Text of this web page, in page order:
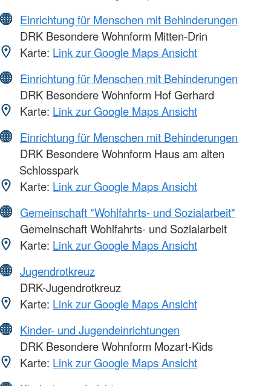
Einrichtung für Menschen mit Behinderungen
DRK Besondere Wohnform Mitten-Drin
Karte: Link zur Google Maps Ansicht
Einrichtung für Menschen mit Behinderungen
DRK Besondere Wohnform Hof Gerhard
Karte: Link zur Google Maps Ansicht
Einrichtung für Menschen mit Behinderungen
DRK Besondere Wohnform Haus am alten
Schlosspark
Karte: Link zur Google Maps Ansicht
Gemeinschaft "Wohlfahrts- und Sozialarbeit"
Gemeinschaft Wohlfahrts- und Sozialarbeit
Karte: Link zur Google Maps Ansicht
Jugendrotkreuz
DRK-Jugendrotkreuz
Karte: Link zur Google Maps Ansicht
Kinder- und Jugendeinrichtungen
DRK Besondere Wohnform Mozart-Kids
Karte: Link zur Google Maps Ansicht